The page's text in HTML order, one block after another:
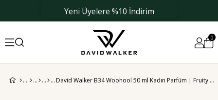
Yeni Üyelere %10 İndirim
0
David Walker B34 Woohool 50 ml Kadın Parfüm | Fruity & Floral